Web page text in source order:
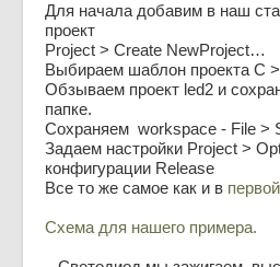
Для начала добавим в наш
проект
Project > Create NewProject…
Выбираем шаблон проекта C
Обзываем проект led2 и
папке.
Сохраняем workspace - File >
Задаем настройки Project >
конфигурации Release
Все то же самое как и в
Схема для нашего примера.